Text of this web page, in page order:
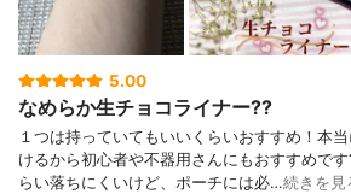
5.00
なめらか生チョコライナー??
１つは持っていてもいいくらいおすすめ！本
けるから初心者や不器用さんにもおすすめです
らい落ちにくいけど、ポーチには必…続きを見